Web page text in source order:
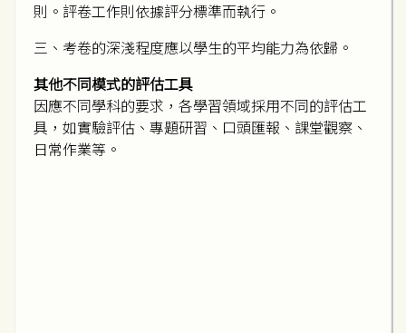
則。評卷工作則依據評分標準而執行。
三、考卷的深淺程度應以學生的平均能力為依歸。
其他不同模式的評估工具
因應不同學科的要求，各學習領域採用不同的評估工
具，如實驗評估、專題研習、口頭匯報、課堂觀察、
日常作業等。